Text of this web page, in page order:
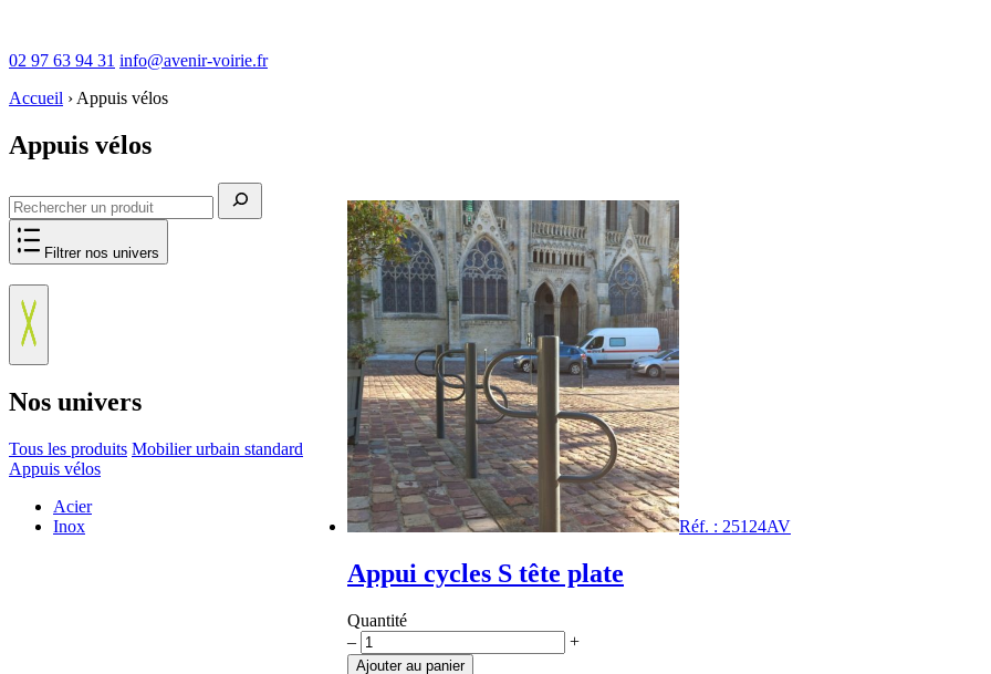
02 97 63 94 31 info@avenir-voirie.fr
Accueil › Appuis vélos
Appuis vélos
Filtrer nos univers
Nos univers
Tous les produits Mobilier urbain standard
Appuis vélos
Acier
Inox
Réf. : 25124AV
Appui cycles S tête plate
Quantité
quantité
de
– +
Ajouter au panier